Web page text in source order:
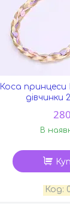
Коса принцеси
дівчинки
В